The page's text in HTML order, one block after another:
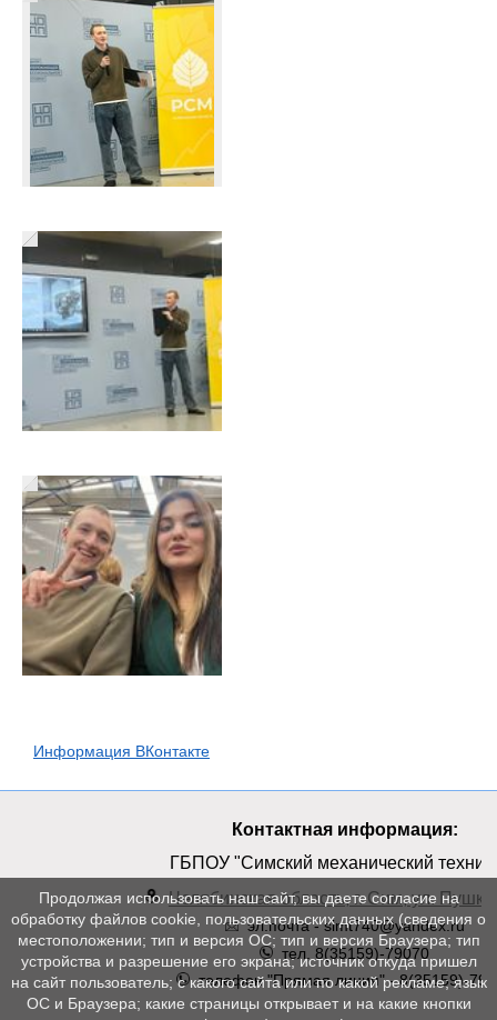
Информация ВКонтакте
Контактная информация:
ГБПОУ "Симский механический
Челябинская область, г. Сим, ул.
эл.почта - simt740@yandex.ru
тел. 8(35159)-79070
телефон "Прямая линия" - 8(35159)-
Продолжая использовать наш сайт, вы даете согласие на
обработку файлов cookie, пользовательских данных (сведения о
местоположении; тип и версия ОС; тип и версия Браузера; тип
устройства и разрешение его экрана; источник откуда пришел
на сайт пользователь; с какого сайта или по какой рекламе; язык
ОС и Браузера; какие страницы открывает и на какие кнопки